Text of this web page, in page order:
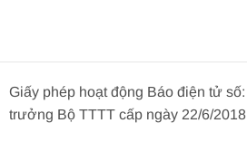
Giấy phép hoạt động Báo điện tử số:
trưởng Bộ TTTT cấp ngày 22/6/2018